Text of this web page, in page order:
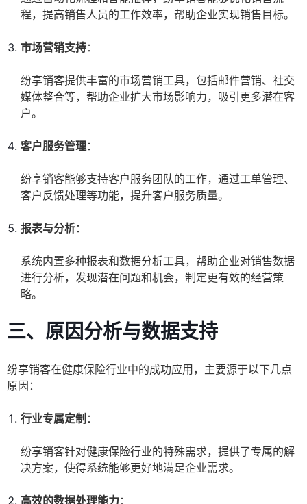
程，提高销售人员的工作效率，帮助企业实现销售目标。
市场营销支持：
纷享销客提供丰富的市场营销工具，包括邮件营销、社交
媒体整合等，帮助企业扩大市场影响力，吸引更多潜在客
户。
客户服务管理：
纷享销客能够支持客户服务团队的工作，通过工单管理、
客户反馈处理等功能，提升客户服务质量。
报表与分析：
系统内置多种报表和数据分析工具，帮助企业对销售数据
进行分析，发现潜在问题和机会，制定更有效的经营策
略。
三、原因分析与数据支持
纷享销客在健康保险行业中的成功应用，主要源于以下几点
原因：
行业专属定制 ：
纷享销客针对健康保险行业的特殊需求，提供了专属的解
决方案，使得系统能够更好地满足企业需求。
高效的数据处理能力：